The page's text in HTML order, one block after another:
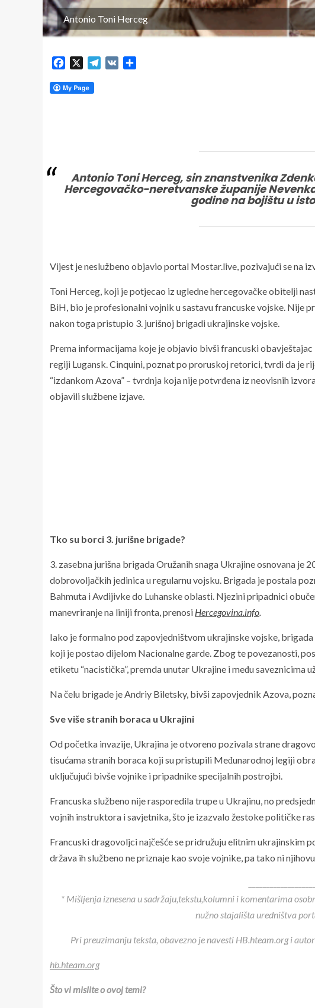
Antonio Toni Herceg
Facebook Telegram
VK
Antonio Toni Herceg, sin znanstvenika
Hercegovačko-neretvanske županije
godine na bojištu u
Vijest je neslužbeno objavio portal Mostar.live, pozivajući se na
Toni Herceg, koji je potjecao iz ugledne hercegovačke obitelji
BiH, bio je profesionalni vojnik u sastavu francuske vojske. Nije
nakon toga pristupio 3. jurišnoj brigadi ukrajinske vojske.
Prema informacijama koje je objavio bivši francuski
regiji Lugansk. Cinquini, poznat po proruskoj retorici, tvrdi da je
“izdankom Azova” – tvrdnja koja nije potvrđena iz neovisnih
objavili službene izjave.
Tko su borci 3. jurišne brigade?
3. zasebna jurišna brigada Oružanih snaga Ukrajine osnovana je
dobrovoljačkih jedinica u regularnu vojsku. Brigada je postala
Bahmuta i Avdijivke do Luhanske oblasti. Njezini pripadnici
manevriranje na liniji fronta, prenosi Hercegovina.info.
Iako je formalno pod zapovjedništvom ukrajinske vojske,
koji je postao dijelom Nacionalne garde. Zbog te povezanosti,
etiketu “nacistička”, premda unutar Ukrajine i među saveznicima
Na čelu brigade je Andriy Biletsky, bivši zapovjednik Azova,
Sve više stranih boraca u Ukrajini
Od početka invazije, Ukrajina je otvoreno pozivala strane
tisućama stranih boraca koji su pristupili Međunarodnoj legiji
uključujući bivše vojnike i pripadnike specijalnih postrojbi.
Francuska službeno nije rasporedila trupe u Ukrajinu, no
vojnih instruktora i savjetnika, što je izazvalo žestoke političke
Francuski dragovoljci najčešće se pridružuju elitnim ukrajinskim
država ih službeno ne priznaje kao svoje vojnike, pa tako ni
* Mišljenja iznesena u sadržaju,tekstu,kolumni i komentarima
nužno stajališta uredništva
Pri preuzimanju teksta, obavezno je navesti HB.hteam.org i
hb.hteam.org
Što vi mislite o ovoj temi?